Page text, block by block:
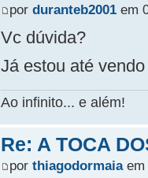
por duranteb2001em
Vc dúvida?
Já estou até
Ao infinito... e além!
Re: A TOCA
por thiagodormaiaem